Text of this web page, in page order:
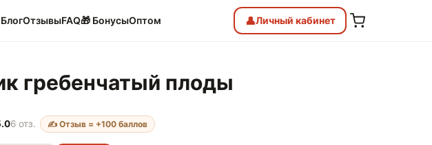
БлогОтзывыFAQ🎁 БонусыОптом 👤Личный кабинет
гребенчатый плоды
6 отз. ✍️ Отзыв = +100 баллов